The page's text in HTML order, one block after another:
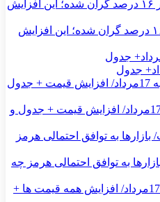
اظهارات همتی درباره دلار/ دلار ۱۶ درصد گران شده؛ این افزایش
قیمت طلای 18عیار امروز شنبه 17مرداد/ افزایش قیمت + جدول و
بازارها به توافق احتمالی هرمز چه